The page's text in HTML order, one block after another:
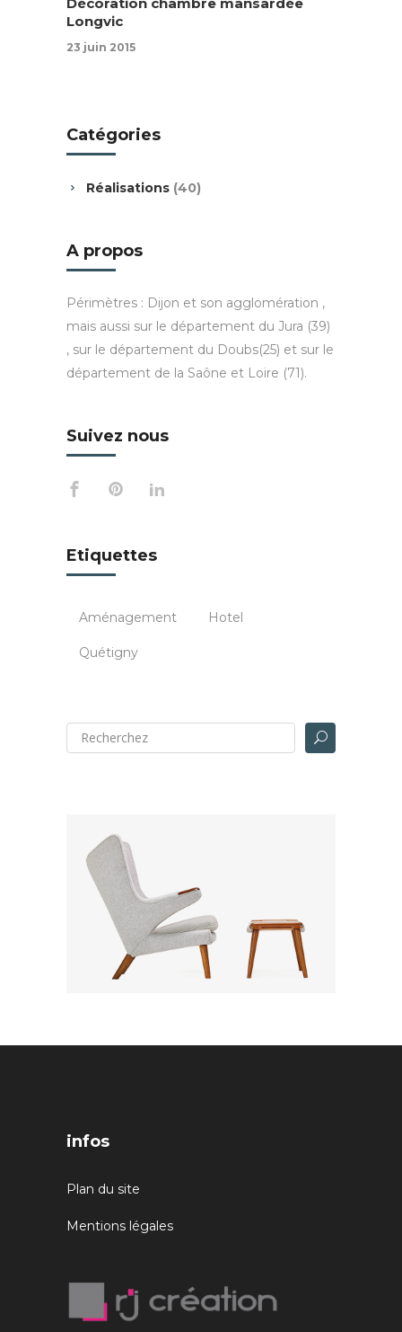
Longvic
23 juin 2015
Catégories
Réalisations (40)
A propos
Périmètres : Dijon et son agglomération ,
mais aussi sur le département du Jura (39)
, sur le département du Doubs(25) et sur le
département de la Saône et Loire (71).
Suivez nous
Etiquettes
Aménagement Hotel
Quétigny
infos
Plan du site
Mentions légales